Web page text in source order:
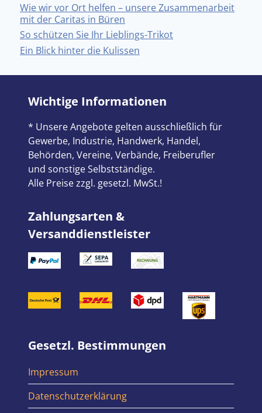
Wie wir vor Ort helfen – unsere Zusammenarbeit
mit der Caritas in Büren
So schützen Sie Ihr Lieblings-Trikot
Ein Blick hinter die Kulissen
Wichtige Informationen
* Unsere Angebote gelten ausschließlich für
Gewerbe, Industrie, Handwerk, Handel,
Behörden, Vereine, Verbände, Freiberufler
und sonstige Selbstständige.
Alle Preise zzgl. gesetzl. MwSt.!
Zahlungsarten &
Versanddienstleister
Gesetzl. Bestimmungen
Impressum
Datenschutzerklärung